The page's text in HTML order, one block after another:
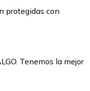
protegidas con
Tenemos la mejor